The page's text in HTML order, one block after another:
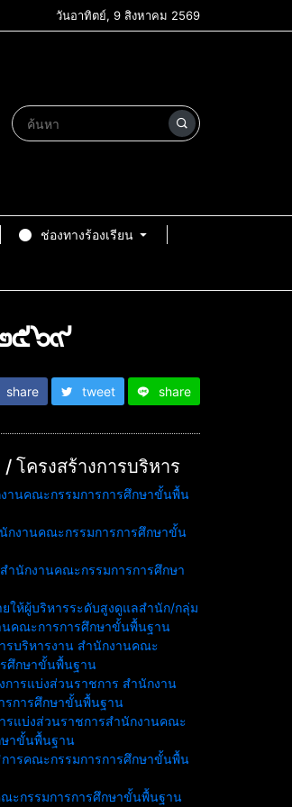
วันอาทิตย์, 9 สิงหาคม 2569
ช่องทางร้องเรียน
๒๕๖๙
share tweet share
โครงสร้างการบริหาร
านคณะกรรมการการศึกษาขั้นพื้น
กงานคณะกรรมการการศึกษาขั้น
ำนักงานคณะกรรมการการศึกษา
ให้ผู้บริหารระดับสูงดูแลสำนัก/กลุ่ม
นคณะการการศึกษาขั้นพื้นฐาน
รบริหารงาน สำนักงานคณะ
รศึกษาขั้นพื้นฐาน
การแบ่งส่วนราชการ สำนักงาน
รการศึกษาขั้นพื้นฐาน
รแบ่งส่วนราชการสำนักงานคณะ
ษาขั้นพื้นฐาน
การคณะกรรมการการศึกษาขั้นพื้น
ณะกรรมการการศึกษาขั้นพื้นฐาน